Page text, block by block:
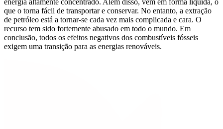
energia altamente concentrado. Além disso, vem em forma líquida, o
que o torna fácil de transportar e conservar. No entanto, a extração
de petróleo está a tornar-se cada vez mais complicada e cara. O
recurso tem sido fortemente abusado em todo o mundo. Em
conclusão, todos os efeitos negativos dos combustíveis fósseis
exigem uma transição para as energias renováveis.